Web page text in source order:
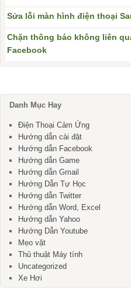
Sửa lỗi màn hình điện thoại
Chặn thông báo không liên
Facebook
Danh Mục Hay
Điện Thoại Cảm Ứng
Hướng dẫn cài đặt
Hướng dẫn Facebook
Hướng dẫn Game
Hướng dẫn Gmail
Hướng Dẫn Tự Học
Hướng dẫn Twitter
Hướng dẫn Word, Excel
Hướng dẫn Yahoo
Hướng Dẫn Youtube
Mẹo vặt
Thủ thuật Máy tính
Uncategorized
Xe Hơi